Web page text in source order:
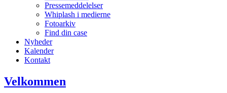
Pressemeddelelser
Whiplash i medierne
Fotoarkiv
Find din case
Nyheder
Kalender
Kontakt
Velkommen